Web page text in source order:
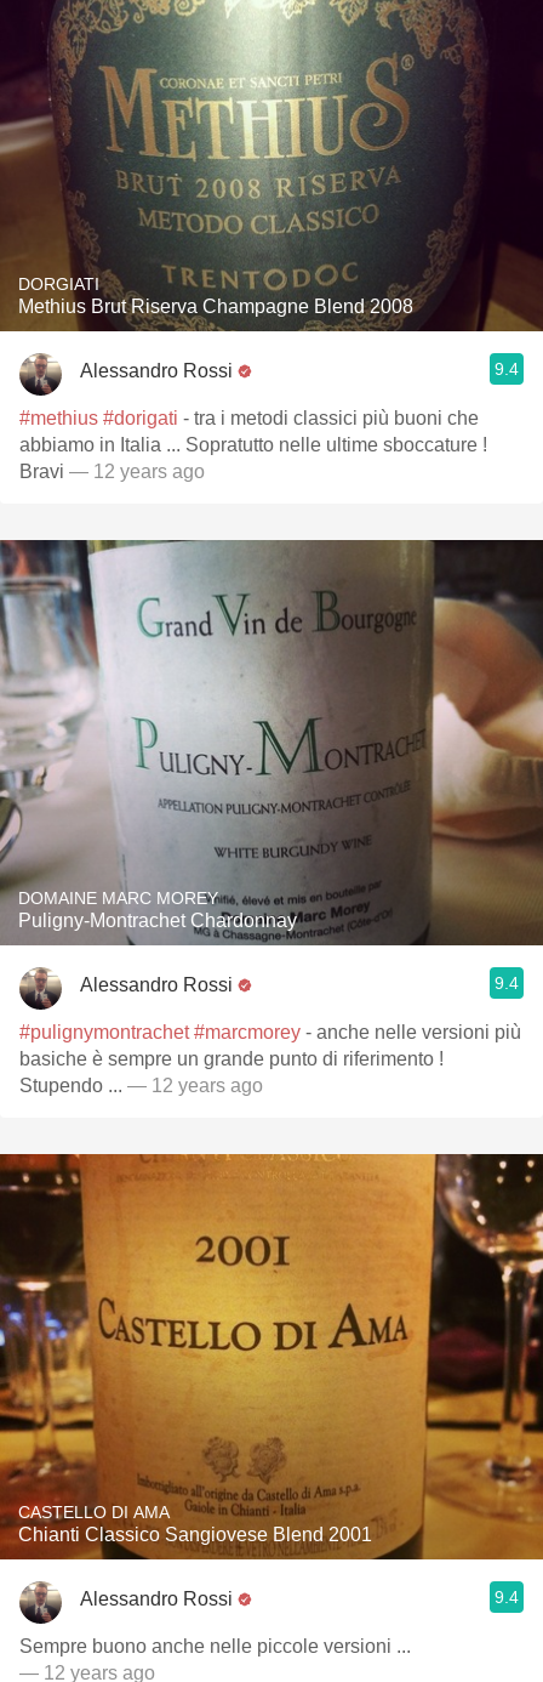
DORGIATI
Methius Brut Riserva Champagne Blend 2008
Alessandro Rossi 9.4
#methius #dorigati - tra i metodi classici più buoni che
abbiamo in Italia ... Sopratutto nelle ultime sboccature !
Bravi — 12 years ago
DOMAINE MARC MOREY
Puligny-Montrachet Chardonnay
Alessandro Rossi 9.4
#pulignymontrachet #marcmorey - anche nelle versioni più
basiche è sempre un grande punto di riferimento !
Stupendo ... — 12 years ago
CASTELLO DI AMA
Chianti Classico Sangiovese Blend 2001
Alessandro Rossi 9.4
Sempre buono anche nelle piccole versioni ...
— 12 years ago